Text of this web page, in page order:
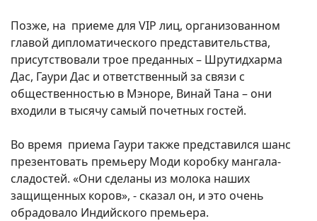
Позже, на приеме для VIP лиц, организованном
главой дипломатического представительства,
присутствовали трое преданных – Шрутидхарма
Дас, Гаури Дас и ответственный за связи с
общественностью в Мэноре, Винай Тана – они
входили в тысячу самый почетных гостей.
Во время приема Гаури также представился шанс
презентовать премьеру Моди коробку мангала-
сладостей. «Они сделаны из молока наших
защищенных коров», - сказал он, и это очень
обрадовало Индийского премьера.